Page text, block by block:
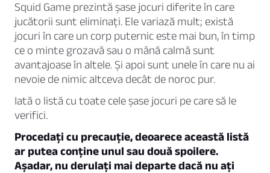
Squid Game prezintă șase jocuri diferite în care
jucătorii sunt eliminați. Ele variază mult; există
jocuri în care un corp puternic este mai bun, în timp
ce o minte grozavă sau o mână calmă sunt
avantajoase în altele. Și apoi sunt unele în care nu ai
nevoie de nimic altceva decât de noroc pur.
Iată o listă cu toate cele șase jocuri pe care să le
verifici.
Procedați cu precauție, deoarece această listă
ar putea conține unul sau două spoilere.
Așadar, nu derulați mai departe dacă nu ați